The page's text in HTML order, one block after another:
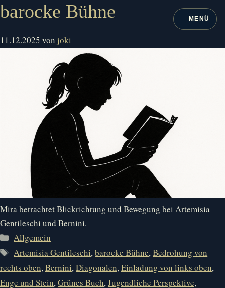
MENÜ
Zum
Inhalt
springen
barocke Bühne
11.12.2025 von joki
Mira betrachtet Blickrichtung und Bewegung bei Artemisia
Gentileschi und Bernini.
Kategorien
Allgemein
Schlagwörter
Artemisia Gentileschi,barocke Bühne,Bedrohung von
rechts oben,Bernini,Diagonalen,Einladung von links oben,
Enge und Stein,Grünes Buch,Jugendliche Perspektive,